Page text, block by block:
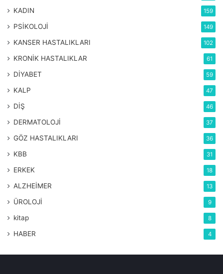
KADIN 159
PSİKOLOJİ 149
KANSER HASTALIKLARI 102
KRONİK HASTALIKLAR 61
DİYABET 59
KALP 47
DİŞ 46
DERMATOLOJİ 37
GÖZ HASTALIKLARI 36
KBB 31
ERKEK 18
ALZHEİMER 13
ÜROLOJİ 9
kitap 8
HABER 4